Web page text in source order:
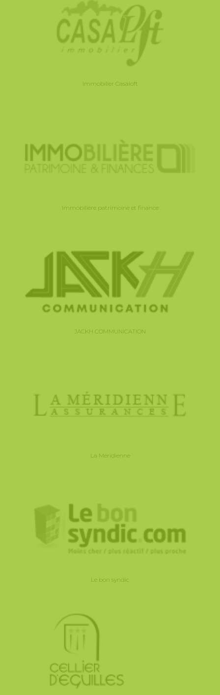
Immobilier Casaloft
Immobilière patrimoine et finance
JACKH COMMUNICATION
La Méridienne
Le bon syndic